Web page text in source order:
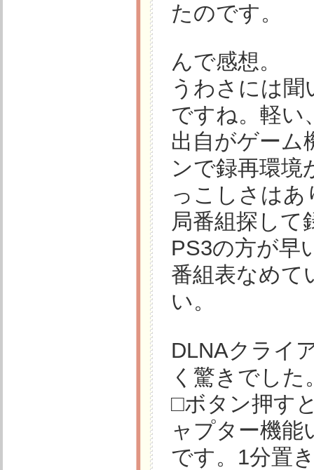
たのです。
んで感想。
うわさには
ですね。軽い
出自がゲーム
ンで録再環境
っこしさは
局番組探して
PS3の方が早
番組表なめて
い。
DLNAクライ
く驚きでした
□ボタン押す
ャプター機
です。1分置